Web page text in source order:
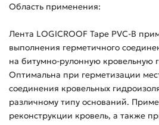
Область применения:
Лента LOGICROOF Tape PVC-B
выполнения герметичного
на битумно-рулонную кровельную
Оптимальна при герметизации
соединения кровельных
различному типу оснований.
реконструкции кровель, а также